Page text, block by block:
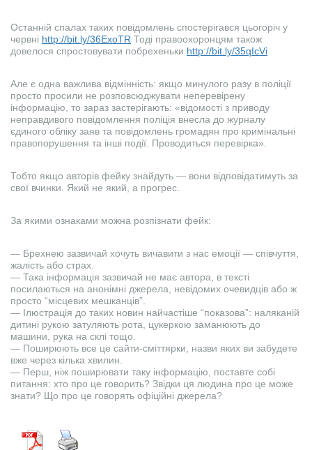
Останній спалах таких повідомлень спостерігався цьогоріч у
червні http://bit.ly/36ExoTR Тоді правоохоронцям також
довелося спростовувати побрехеньки http://bit.ly/35qIcVi
Але є одна важлива відмінність: якщо минулого разу в поліції
просто просили не розповсюджувати неперевірену
інформацію, то зараз застерігають: «відомості з приводу
неправдивого повідомлення поліція внесла до журналу
єдиного обліку заяв та повідомлень громадян про кримінальні
правопорушення та інші події. Проводиться перевірка».
Тобто якщо авторів фейку знайдуть — вони відповідатимуть за
свої вчинки. Який не який, а прогрес.
За якими ознаками можна розпізнати фейк:
— Брехнею зазвичай хочуть вичавити з нас емоції — співчуття,
жалість або страх.
— Така інформація зазвичай не має автора, в тексті
посилаються на анонімні джерела, невідомих очевидців або ж
просто “місцевих мешканців”.
— Ілюстрація до таких новин найчастіше “показова”: наляканій
дитині рукою затуляють рота, цукеркою заманюють до
машини, рука на склі тощо.
— Поширюють все це сайти-сміттярки, назви яких ви забудете
вже через кілька хвилин.
— Перш, ніж поширювати таку інформацію, поставте собі
питання: хто про це говорить? Звідки ця людина про це може
знати? Що про це говорять офіційні джерела?